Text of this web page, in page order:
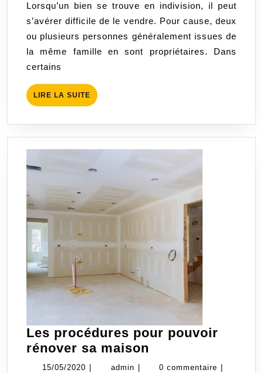
en
indivision
?
Lorsqu’un bien se trouve en indivision, il peut
s’avérer difficile de le vendre. Pour cause, deux
ou plusieurs personnes généralement issues de
la même famille en sont propriétaires. Dans
certains
LIRE LA SUITE LIRE
LA
Les procédures pour pouvoir
rénover sa maison
procédures
15/05/2020 15/05/2020
admin admin0 commentaire